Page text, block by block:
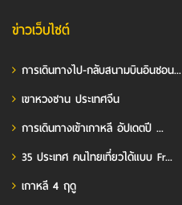
ข่าวเว็บไซต์
การเดินทางไป-กลับสนามบินอินชอน...
เขาหวงซาน ประเทศจีน
การเดินทางเข้าเกาหลี อัปเดตปี ...
35 ประเทศ คนไทยเที่ยวได้แบบ Fr...
เกาหลี 4 ฤดู